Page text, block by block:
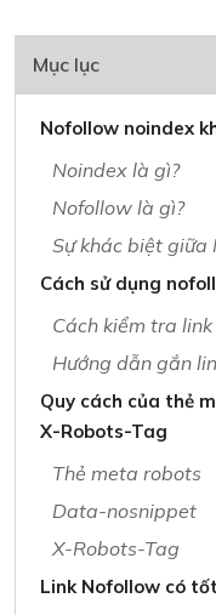
Mục lục
Nofollow noindex
Noindex là gì?
Nofollow là gì?
Sự khác biệt giữa
Cách sử dụng
Cách kiểm tra
Hướng dẫn gắn
Quy cách của thẻ
X-Robots-Tag
Thẻ meta robots
Data-nosnippet
X-Robots-Tag
Link Nofollow có